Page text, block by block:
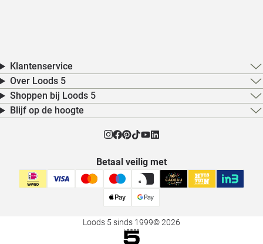
Klantenservice
Over Loods 5
Shoppen bij Loods 5
Blijf op de hoogte
Betaal veilig met
Loods 5 sinds 1999© 2026